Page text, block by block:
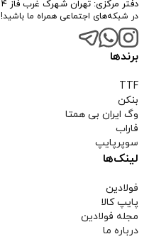
دفتر مرکزی: تهران شهرک غرب فاز ۴ خیابان ایوانک پلاک 16
در شبکه‌های اجتماعی همراه ما باشید!
برندها
TTF
بنکن
وگ ایران بی همتا
فاراب
سوپرپایپ
لینک‌ها
فولادین
پایپ کالا
مجله فولادین
درباره ما